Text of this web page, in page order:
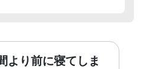
より前に寝てしま